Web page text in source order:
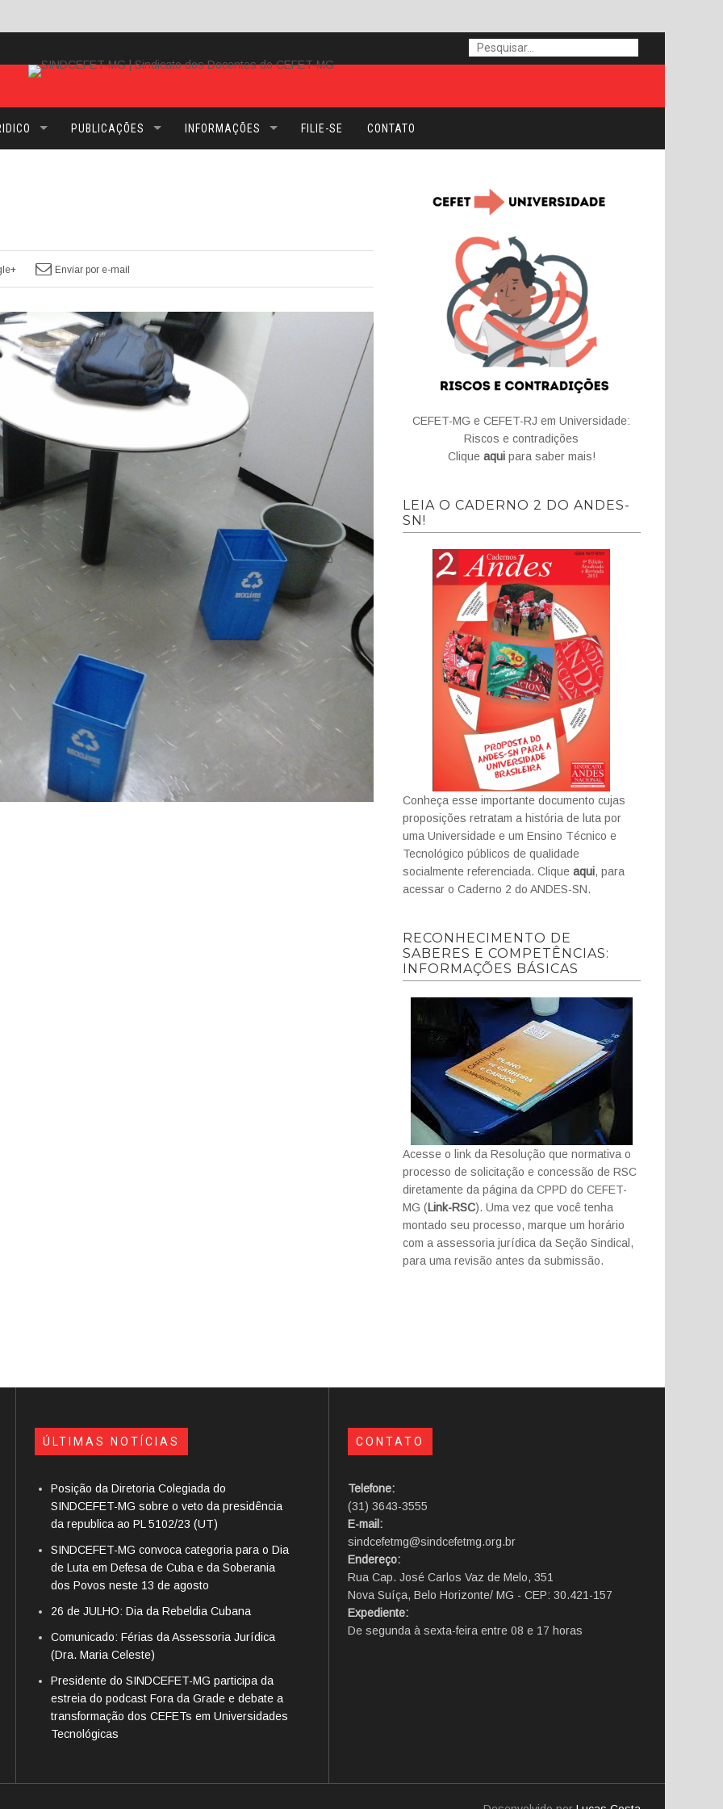
PUBLICAÇÕES INFORMAÇÕES FILIE-SE CONTATO
Enviar por e-mail
CEFET-MG e CEFET-RJ em Universidade:
Riscos e contradições
Clique aquipara saber mais!
LEIA O CADERNO 2 DO ANDES-
SN!
Conheça esse importante documento cujas
proposições retratam a história de luta por
uma Universidade e um Ensino Técnico e
Tecnológico públicos de qualidade
socialmente referenciada. Clique aqui, para
acessar o Caderno 2 do ANDES-SN.
RECONHECIMENTO DE
SABERES E COMPETÊNCIAS:
INFORMAÇÕES BÁSICAS
Acesse o link da Resolução que normativa o
processo de solicitação e concessão de RSC
diretamente da página da CPPD do CEFET-
MG (Link-RSC). Uma vez que você tenha
montado seu processo, marque um horário
com a assessoria jurídica da Seção Sindical,
para uma revisão antes da submissão.
ÚLTIMAS NOTÍCIAS
Posição da Diretoria Colegiada do
SINDCEFET-MG sobre o veto da presidência
da republica ao PL 5102/23 (UT)
SINDCEFET-MG convoca categoria para o Dia
de Luta em Defesa de Cuba e da Soberania
dos Povos neste 13 de agosto
26 de JULHO: Dia da Rebeldia Cubana
Comunicado: Férias da Assessoria Jurídica
(Dra. Maria Celeste)
Presidente do SINDCEFET-MG participa da
estreia do podcast Fora da Grade e debate a
transformação dos CEFETs em Universidades
Tecnológicas
CONTATO
Telefone:
(31) 3643-3555
E-mail:
sindcefetmg@sindcefetmg.org.br
Endereço:
Rua Cap. José Carlos Vaz de Melo, 351
Nova Suíça, Belo Horizonte/ MG - CEP: 30.421-157
Expediente:
De segunda à sexta-feira entre 08 e 17 horas